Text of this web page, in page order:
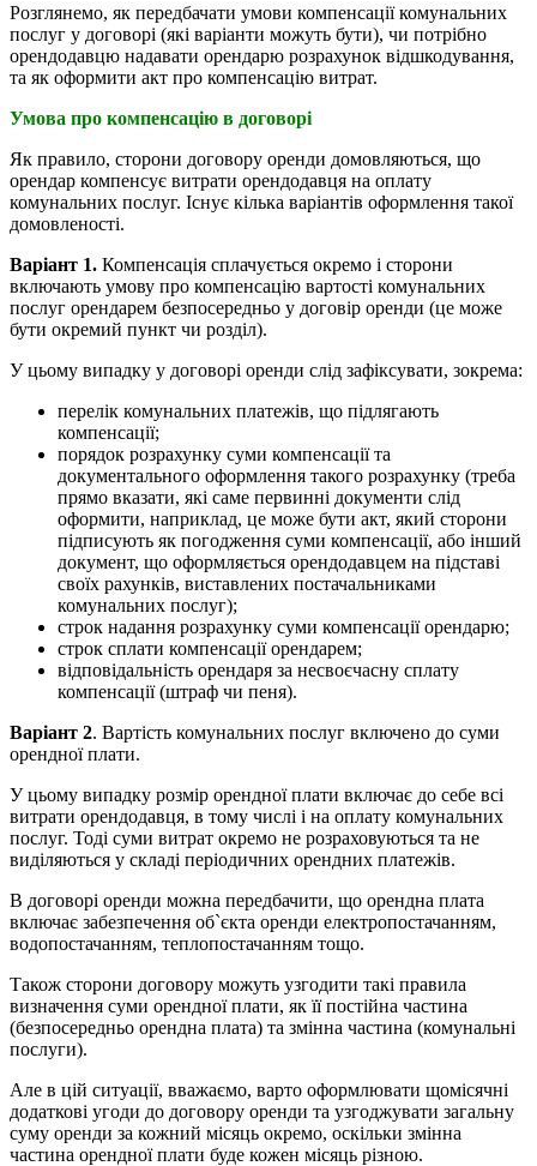
Розглянемо, як передбачати умови компенсації комунальних
послуг у договорі (які варіанти можуть бути), чи потрібно
орендодавцю надавати орендарю розрахунок відшкодування,
та як оформити акт про компенсацію витрат.
Умова про компенсацію в договорі
Як правило, сторони договору оренди домовляються, що
орендар компенсує витрати орендодавця на оплату
комунальних послуг. Існує кілька варіантів оформлення такої
домовленості.
Варіант 1. Компенсація сплачується окремо і сторони
включають умову про компенсацію вартості комунальних
послуг орендарем безпосередньо у договір оренди (це може
бути окремий пункт чи розділ).
У цьому випадку у договорі оренди слід зафіксувати, зокрема:
перелік комунальних платежів, що підлягають
компенсації;
порядок розрахунку суми компенсації та
документального оформлення такого розрахунку (треба
прямо вказати, які саме первинні документи слід
оформити, наприклад, це може бути акт, який сторони
підписують як погодження суми компенсації, або інший
документ, що оформляється орендодавцем на підставі
своїх рахунків, виставлених постачальниками
комунальних послуг);
строк надання розрахунку суми компенсації орендарю;
строк сплати компенсації орендарем;
відповідальність орендаря за несвоєчасну сплату
компенсації (штраф чи пеня).
Варіант 2. Вартість комунальних послуг включено до суми
орендної плати.
У цьому випадку розмір орендної плати включає до себе всі
витрати орендодавця, в тому числі і на оплату комунальних
послуг. Тоді суми витрат окремо не розраховуються та не
виділяються у складі періодичних орендних платежів.
В договорі оренди можна передбачити, що орендна плата
включає забезпечення об`єкта оренди електропостачанням,
водопостачанням, теплопостачанням тощо.
Також сторони договору можуть узгодити такі правила
визначення суми орендної плати, як її постійна частина
(безпосередньо орендна плата) та змінна частина (комунальні
послуги).
Але в цій ситуації, вважаємо, варто оформлювати щомісячні
додаткові угоди до договору оренди та узгоджувати загальну
суму оренди за кожний місяць окремо, оскільки змінна
частина орендної плати буде кожен місяць різною.